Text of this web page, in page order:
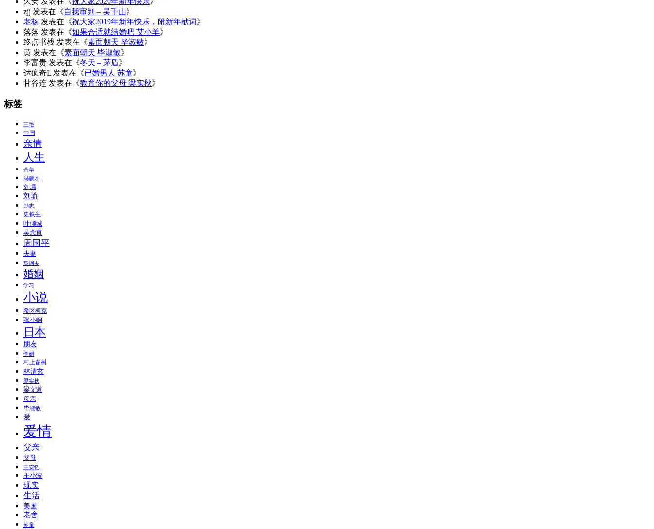
zjj 发表在《自我审判 – 吴千山》
老杨 发表在《祝大家2019年新年快乐，附新年献词》
落落 发表在《如果合适就结婚吧 艾小羊》
终点书栈 发表在《素面朝天 毕淑敏》
黄 发表在《素面朝天 毕淑敏》
李富贵 发表在《冬天 – 茅盾》
达疯奇L 发表在《已婚男人 苏童》
甘谷连 发表在《教育你的父母 梁实秋》
标签
三毛
中国
亲情
人生
余华
冯骥才
刘墉
刘瑜
励志
史铁生
叶倾城
吴念真
周国平
夫妻
契诃夫
婚姻
学习
小说
希区柯克
张小娴
日本
朋友
李娟
村上春树
林清玄
梁实秋
梁文道
母亲
毕淑敏
爱
爱情
父亲
父母
王安忆
王小波
现实
生活
美国
老舍
苏童